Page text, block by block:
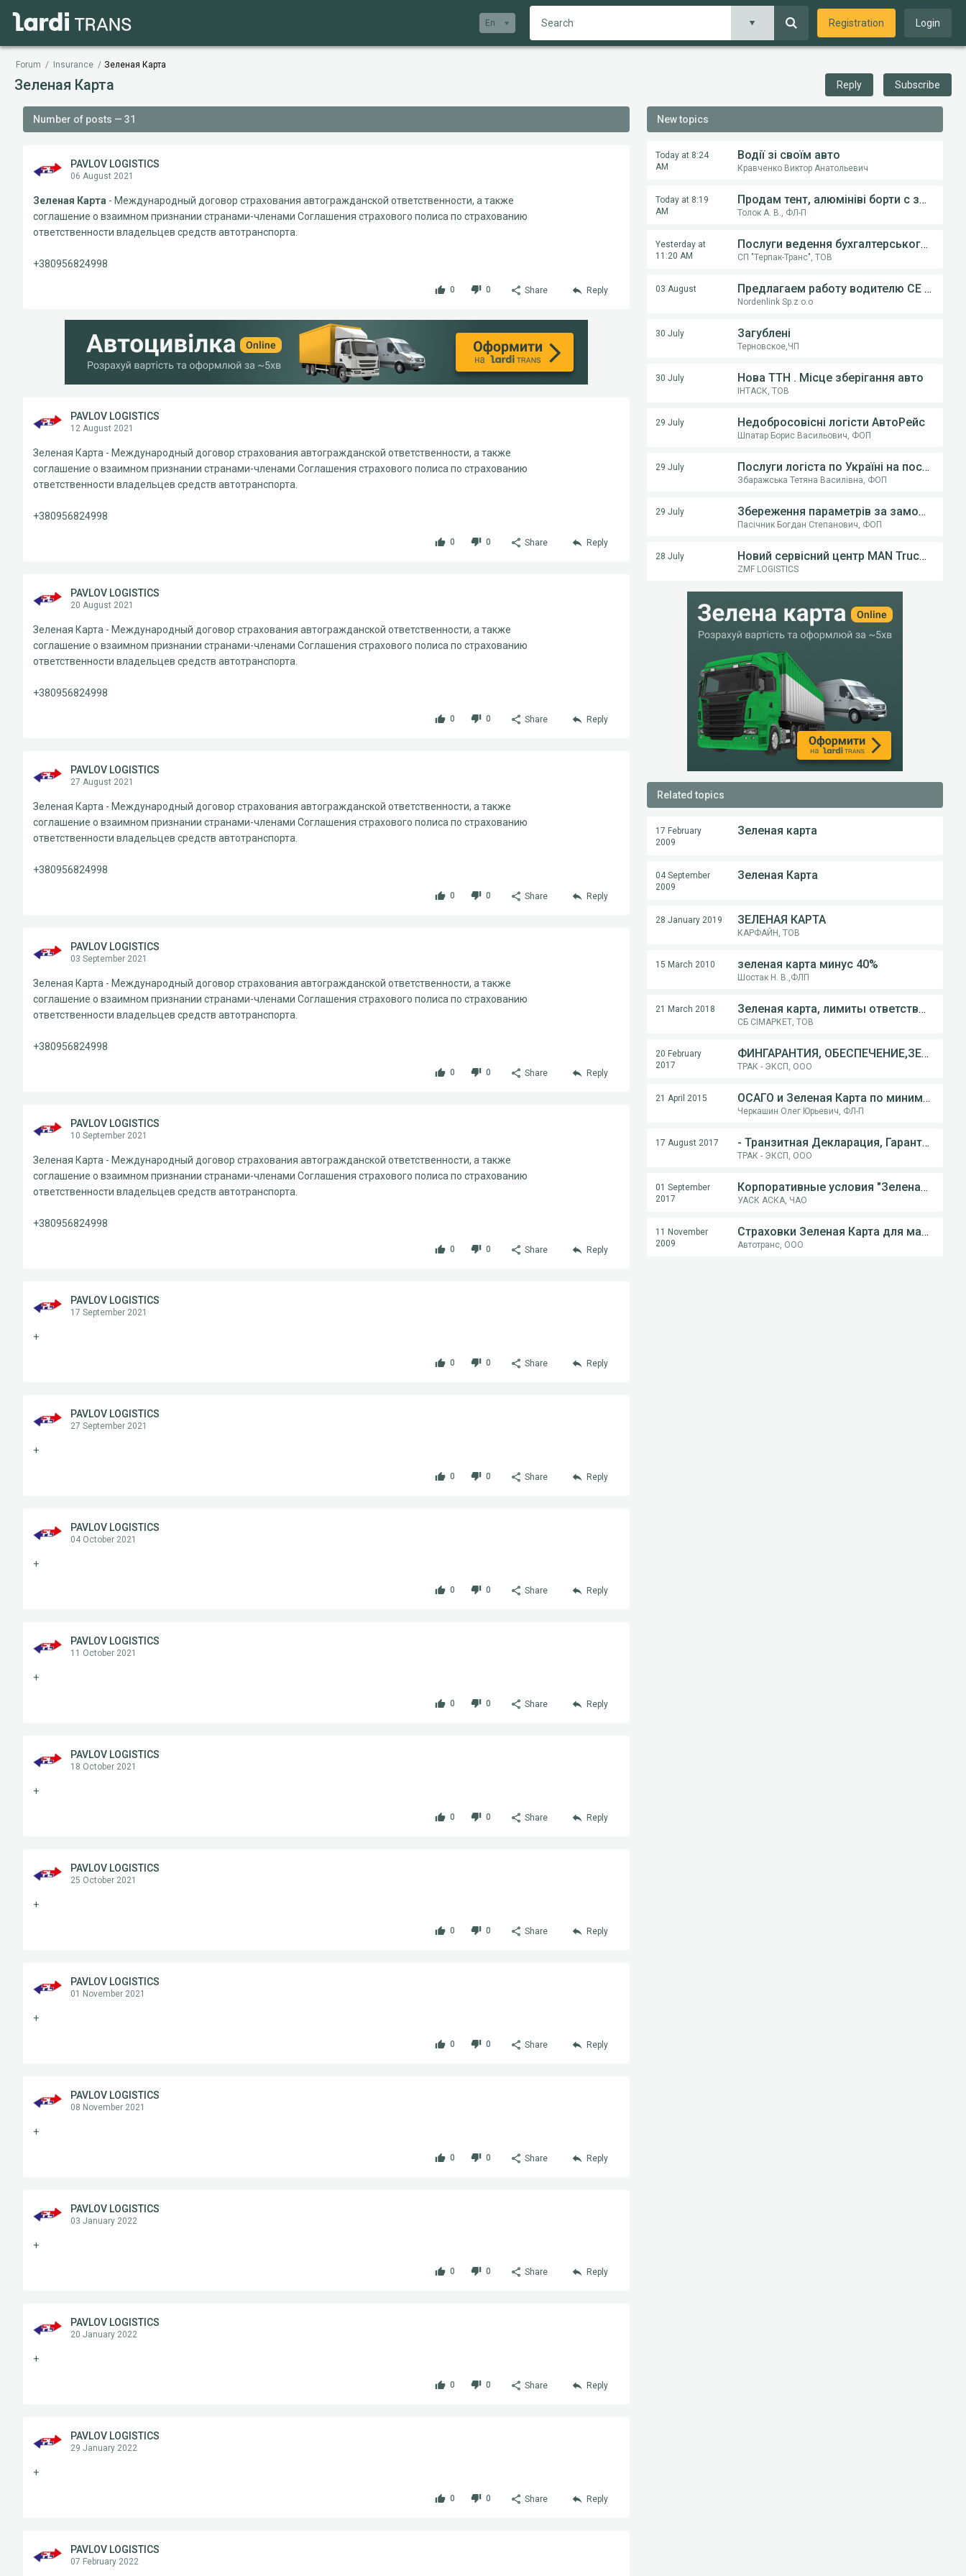
En Registration Login
Forum / Insurance / Зеленая Карта
Зеленая Карта Reply Subscribe
Number of posts — 31
PAVLOV LOGISTICS
06 August 2021
Зеленая Карта - Международный договор страхования автогражданской ответственности, а также
соглашение о взаимном признании странами-членами Соглашения страхового полиса по страхованию
ответственности владельцев средств автотранспорта.
+380956824998
0 0 Share Reply
PAVLOV LOGISTICS
12 August 2021
Зеленая Карта - Международный договор страхования автогражданской ответственности, а также
соглашение о взаимном признании странами-членами Соглашения страхового полиса по страхованию
ответственности владельцев средств автотранспорта.
+380956824998
0 0 Share Reply
PAVLOV LOGISTICS
20 August 2021
Зеленая Карта - Международный договор страхования автогражданской ответственности, а также
соглашение о взаимном признании странами-членами Соглашения страхового полиса по страхованию
ответственности владельцев средств автотранспорта.
+380956824998
0 0 Share Reply
PAVLOV LOGISTICS
27 August 2021
Зеленая Карта - Международный договор страхования автогражданской ответственности, а также
соглашение о взаимном признании странами-членами Соглашения страхового полиса по страхованию
ответственности владельцев средств автотранспорта.
+380956824998
0 0 Share Reply
PAVLOV LOGISTICS
03 September 2021
Зеленая Карта - Международный договор страхования автогражданской ответственности, а также
соглашение о взаимном признании странами-членами Соглашения страхового полиса по страхованию
ответственности владельцев средств автотранспорта.
+380956824998
0 0 Share Reply
PAVLOV LOGISTICS
10 September 2021
Зеленая Карта - Международный договор страхования автогражданской ответственности, а также
соглашение о взаимном признании странами-членами Соглашения страхового полиса по страхованию
ответственности владельцев средств автотранспорта.
+380956824998
0 0 Share Reply
PAVLOV LOGISTICS
17 September 2021
+
0 0 Share Reply
PAVLOV LOGISTICS
27 September 2021
+
0 0 Share Reply
PAVLOV LOGISTICS
04 October 2021
+
0 0 Share Reply
PAVLOV LOGISTICS
11 October 2021
+
0 0 Share Reply
PAVLOV LOGISTICS
18 October 2021
+
0 0 Share Reply
PAVLOV LOGISTICS
25 October 2021
+
0 0 Share Reply
PAVLOV LOGISTICS
01 November 2021
+
0 0 Share Reply
PAVLOV LOGISTICS
08 November 2021
+
0 0 Share Reply
PAVLOV LOGISTICS
03 January 2022
+
0 0 Share Reply
PAVLOV LOGISTICS
20 January 2022
+
0 0 Share Reply
PAVLOV LOGISTICS
29 January 2022
+
0 0 Share Reply
PAVLOV LOGISTICS
07 February 2022
New topics
Today at 8:24
AM
Водії зі своїм авто
Кравченко Виктор Анатольевич
Today at 8:19
AM
Продам тент, алюмініві борти с замками, на напівпричіпи KOGEL, Krona.
Толок А. В., ФЛ-П
Yesterday at
11:20 AM
Послуги ведення бухгалтерського обліку ФОП,ТОВ
СП "Терпак-Транс", ТОВ
03 August Предлагаем работу водителю СE категории на грузовом автовозе
Nordenlink Sp.z o.o
30 July Загублені
Терновское,ЧП
30 July Нова ТТН . Місце зберігання авто
ІНТАСК, ТОВ
29 July Недобросовісні логісти АвтоРейс
Шпатар Борис Васильович, ФОП
29 July Послуги логіста по Україні на постійній основі .
Збаражська Тетяна Василівна, ФОП
29 July Збереження параметрів за замовчуванням (тип транспорту) у пошуку вантажів
Пасічник Богдан Степанович, ФОП
28 July Новий сервісний центр MAN Truck & Bus у Вінниці! ТОВ «Вест Тракс» — офіційний дилер MAN в Україні
ZMF LOGISTICS
Related topics
17 February
2009
Зеленая карта
04 September
2009
Зеленая Карта
28 January 2019 ЗЕЛЕНАЯ КАРТА
КАРФАЙН, ТОВ
15 March 2010 зеленая карта минус 40%
Шостак Н. В.,ФЛП
21 March 2018 Зеленая карта, лимиты ответственности
СБ СІМАРКЕТ, ТОВ
20 February
2017
ФИНГАРАНТИЯ, ОБЕСПЕЧЕНИЕ,ЗЕЛЕНАЯ КАРТА,АВТОГРАЖДАНКА!
ТРАК - ЭКСП, ООО
21 April 2015 ОСАГО и Зеленая Карта по минимальным ценам
Черкашин Олег Юрьевич, ФЛ-П
17 August 2017 - Транзитная Декларация, Гарантийное обеспечение,ЗЕЛЕНАЯ КАРТА, АВТОГРАЖДАНКА
ТРАК - ЭКСП, ООО
01 September
2017
Корпоративные условия "Зеленая карта" / "ОСАГО" / "НС водителей"
УАСК АСКА, ЧАО
11 November
2009
Страховки Зеленая Карта для машин на РФ номерах
Автотранс, ООО